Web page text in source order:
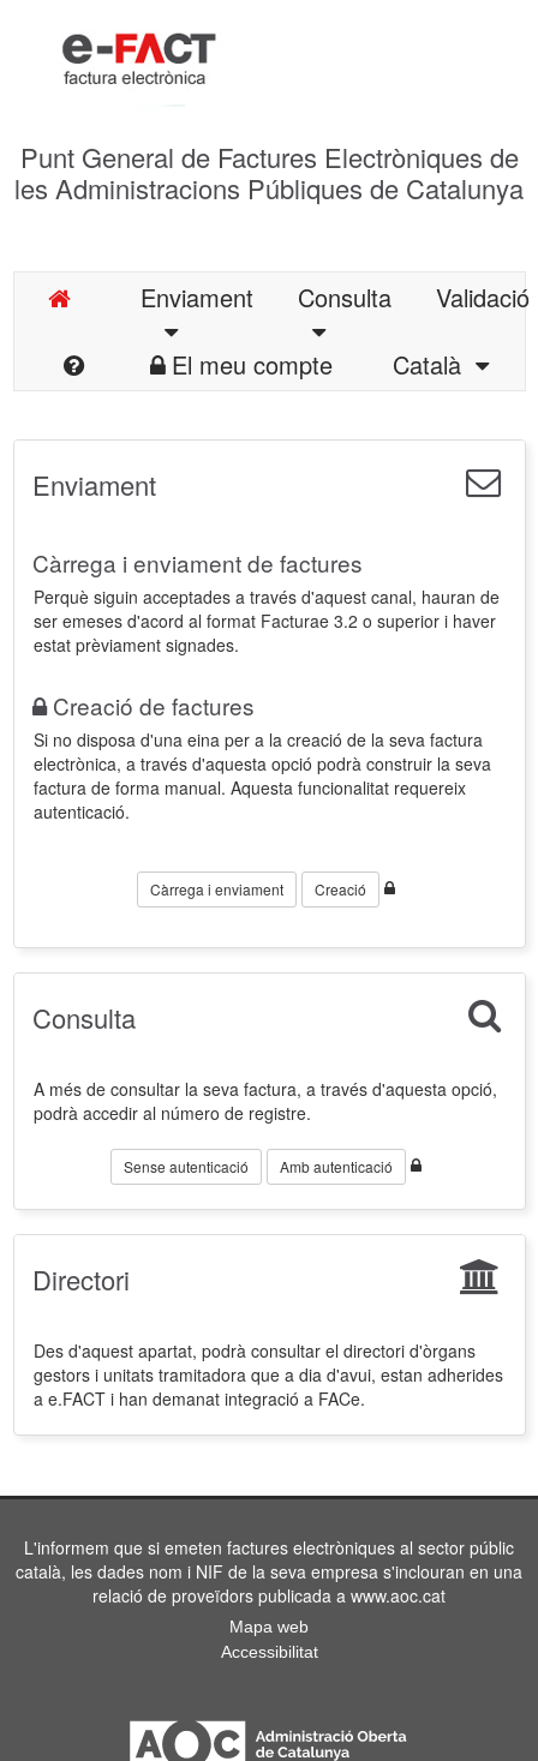
Punt General de Factures Electròniques de
les Administracions Públiques de Catalunya
Enviament Consulta
Validació
El meu compte
Català
Enviament
Càrrega i enviament de factures
Perquè siguin acceptades a través d'aquest canal, hauran de
ser emeses d'acord al format Facturae 3.2 o superior i haver
estat prèviament signades.
Creació de factures
Si no disposa d'una eina per a la creació de la seva factura
electrònica, a través d'aquesta opció podrà construir la seva
factura de forma manual. Aquesta funcionalitat requereix
autenticació.
Càrrega i enviament Creació
Consulta
A més de consultar la seva factura, a través d'aquesta opció,
podrà accedir al número de registre.
Sense autenticació Amb autenticació
Directori
Des d'aquest apartat, podrà consultar el directori d'òrgans
gestors i unitats tramitadora que a dia d'avui, estan adherides
a e.FACT i han demanat integració a FACe.
L'informem que si emeten factures electròniques al sector públic
català, les dades nom i NIF de la seva empresa s'inclouran en una
relació de proveïdors publicada a www.aoc.cat
Mapa web
Accessibilitat